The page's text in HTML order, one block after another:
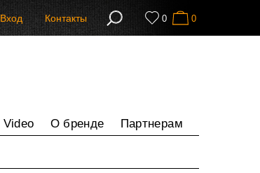
Вход Контакты 0 0
Video О бренде Партнерам